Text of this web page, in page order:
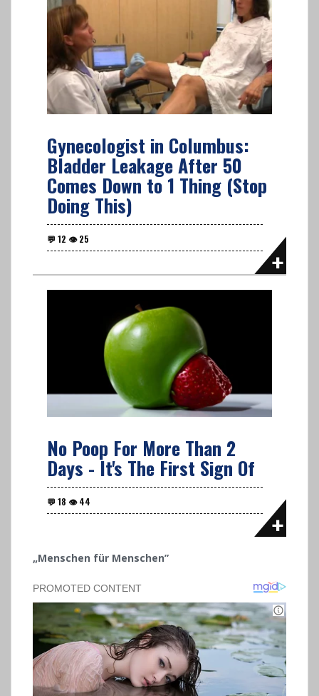
Gynecologist in Columbus:
Bladder Leakage After 50
Comes Down to 1 Thing (Stop
Doing This)
No Poop For More Than 2
Days - It's The First Sign Of
„Menschen für Menschen”